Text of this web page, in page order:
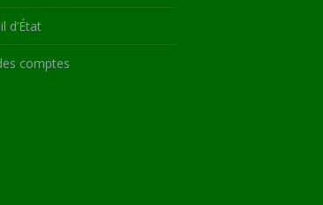
d’État
comptes